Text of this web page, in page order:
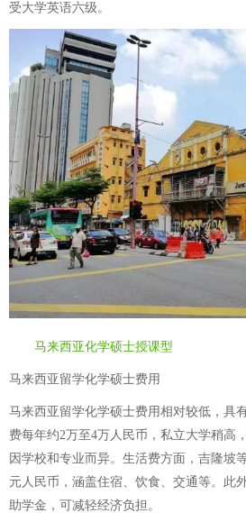
受大学英语六级。
马来西亚化学硕士授课型
马来西亚留学化学硕士费用
马来西亚留学化学硕士费用相对较低，具
费每年约2万至4万人民币，私立大学稍高
因学校和专业而异。生活费方面，吉隆坡
元人民币，涵盖住宿、饮食、交通等。此
助学金，可减轻经济负担。